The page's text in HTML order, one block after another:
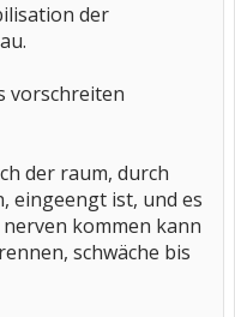
der
vorschreiten
der raum, durch
eingeengt ist, und es
kommen kann
schwäche bis